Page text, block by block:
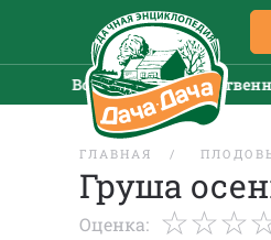
Все новости
ГЛАВНАЯ
Груша
Оценка: